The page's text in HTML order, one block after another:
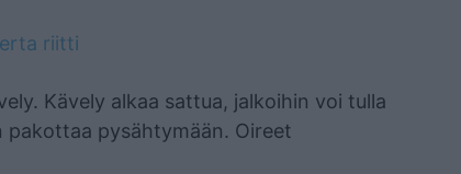
riitti
Kävely alkaa sattua, jalkoihin voi tulla
pysähtymään. Oireet